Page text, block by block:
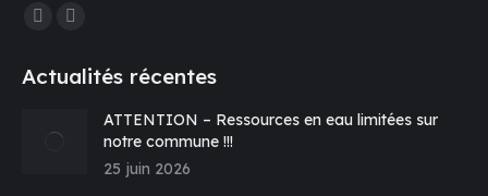
Trouvez nous sur :
Facebook
dans
E-
s'ouvre
dans
Actualités récentes
ATTENTION – Ressources en eau limitées sur
notre commune !!!
25 juin 2026